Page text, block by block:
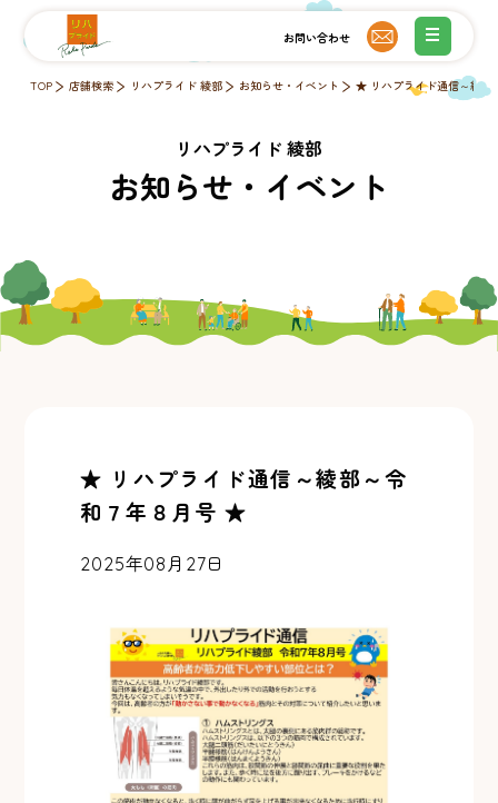
TOP 店舗検索 リハプライド 綾部 お知らせ・イベント ★ リハプライド通信～綾部
リハプライド 綾部
お知らせ・イベント
★ リハプライド通信～綾部～令
和７年８月号 ★
2025年08月27日